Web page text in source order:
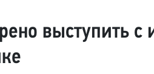
выступить с